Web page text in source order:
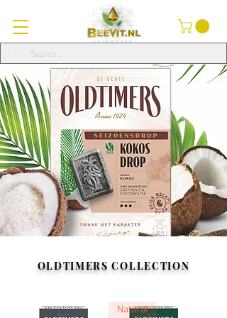
OLDTIMERS COLLECTION
Natural